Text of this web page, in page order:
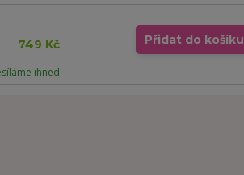
749 Kč
ihned
Přidat do košíku